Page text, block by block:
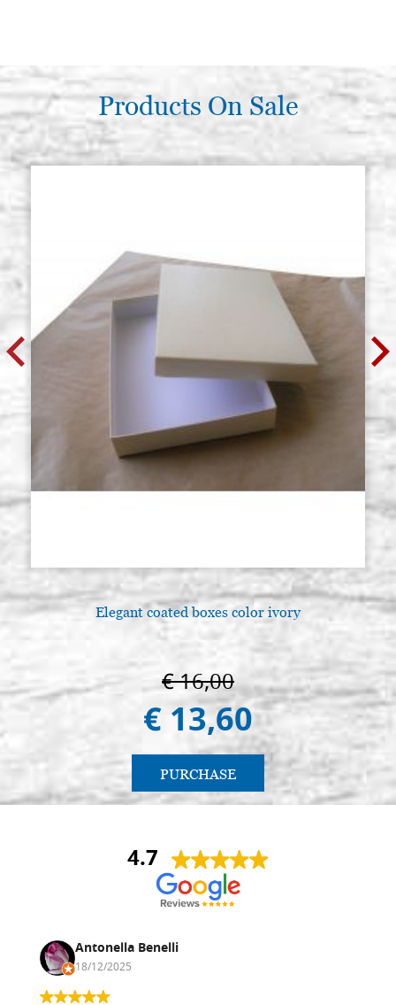
Products On Sale
Elegant coated boxes color ivory
€ 16,00
€ 13,60
PURCHASE
4.7
Antonella Benelli
18/12/2025